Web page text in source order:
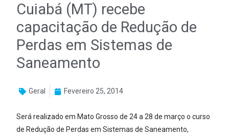
Cuiabá (MT) recebe
capacitação de Redução de
Perdas em Sistemas de
Saneamento
Geral Fevereiro 25, 2014
Será realizado em Mato Grosso de 24 a 28 de março o curso
de Redução de Perdas em Sistemas de Saneamento,